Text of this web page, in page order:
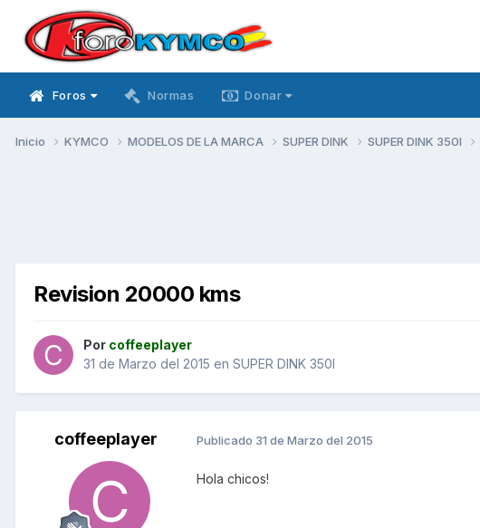
Foros Normas Donar
Inicio KYMCO MODELOS DE LA MARCA SUPER DINK SUPER DINK 350I
Revision 20000 kms
Por coffeeplayer
31 de Marzo del 2015 en SUPER DINK 350I
coffeeplayer Publicado 31 de Marzo del 2015
Hola chicos!